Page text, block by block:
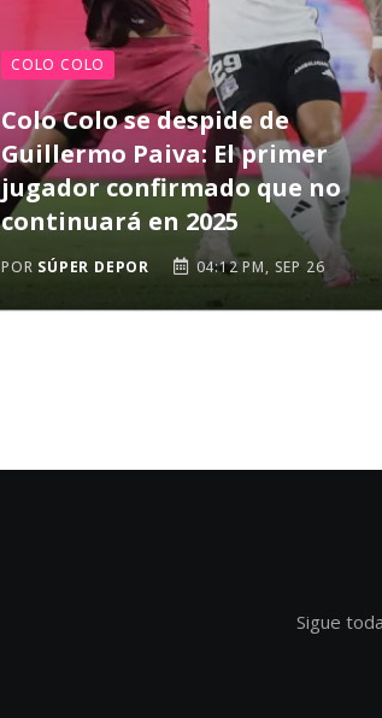
COLO COLO
Colo Colo se despide de
Guillermo Paiva: El primer
jugador confirmado que no
continuará en 2025
POR SÚPER DEPOR 04:12 PM, SEP 26
Sigue